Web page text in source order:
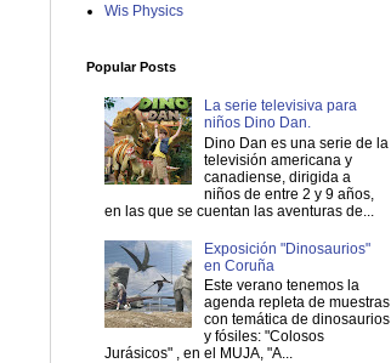
Wis Physics
Popular Posts
La serie televisiva para
niños Dino Dan.
Dino Dan es una serie de la
televisión americana y
canadiense, dirigida a
niños de entre 2 y 9 años,
en las que se cuentan las aventuras de...
Exposición "Dinosaurios"
en Coruña
Este verano tenemos la
agenda repleta de muestras
con temática de dinosaurios
y fósiles: "Colosos
Jurásicos" , en el MUJA, "A...